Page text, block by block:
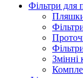
Фільтри для
Змінні